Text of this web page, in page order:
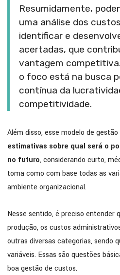
Resumidamente,
uma análise dos
identificar e
acertadas, que
vantagem
o foco está na busca
contínua da
competitividade.
Além disso, esse modelo de gestão
estimativas sobre qual será o
no futuro, considerando curto,
toma como com base todas as
ambiente organizacional.
Nesse sentido, é preciso entender
produção, os custos
outras diversas categorias, sendo
variáveis. Essas são questões
boa gestão de custos.